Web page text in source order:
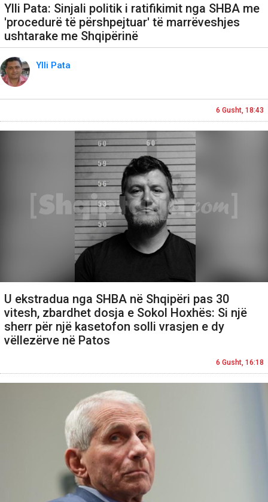
Ylli Pata: Sinjali politik i ratifikimit nga SHBA me
'procedurë të përshpejtuar' të marrëveshjes
ushtarake me Shqipërinë
Ylli Pata
6 Gusht, 18:43
U ekstradua nga SHBA në Shqipëri pas 30
vitesh, zbardhet dosja e Sokol Hoxhës: Si një
sherr për një kasetofon solli vrasjen e dy
vëllezërve në Patos
6 Gusht, 16:18